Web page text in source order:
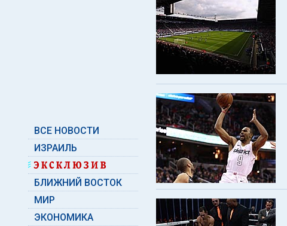
ВСЕ НОВОСТИ
ИЗРАИЛЬ
БЛИЖНИЙ ВОСТОК
МИР
ЭКОНОМИКА